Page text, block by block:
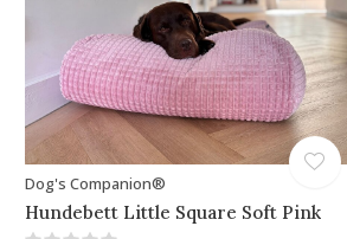
Dog's Companion®
Hundebett Little Square Soft Pink